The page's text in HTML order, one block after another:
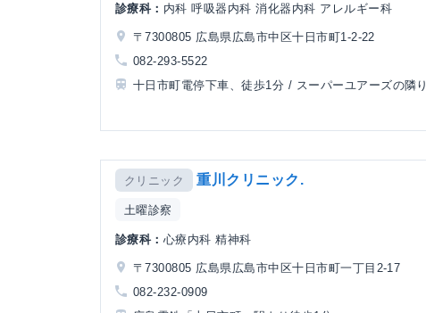
診療科： 内科 呼吸器内科 消化器内科 アレルギー科
〒7300805 広島県広島市中区十日市町1-2-22
082-293-5522
十日市町電停下車、徒歩1分 / スーパーユアーズの隣り
クリニック 重川クリニック.
土曜診察
診療科： 心療内科 精神科
〒7300805 広島県広島市中区十日市町一丁目2-17
082-232-0909